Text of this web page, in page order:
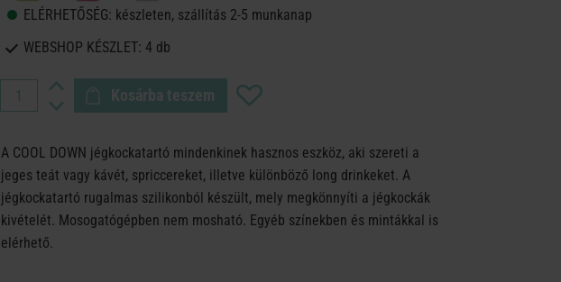
ELÉRHETŐSÉG: készleten, szállítás 2-5 munkanap
WEBSHOP KÉSZLET: 4 db
Kosárba teszem
A COOL DOWN jégkockatartó mindenkinek hasznos eszköz, aki szereti a
jeges teát vagy kávét, spriccereket, illetve különböző long drinkeket. A
jégkockatartó rugalmas szilikonból készült, mely megkönnyíti a jégkockák
kivételét. Mosogatógépben nem mosható. Egyéb színekben és mintákkal is
elérhető.